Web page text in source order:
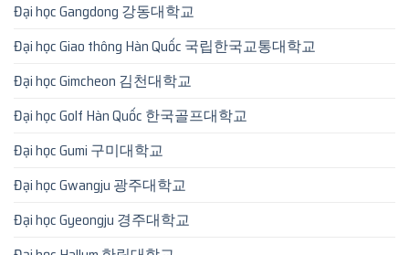
Đại học Gangdong 강동대학교
Đại học Giao thông Hàn Quốc 국립한국교통대학교
Đại học Gimcheon 김천대학교
Đại học Golf Hàn Quốc 한국골프대학교
Đại học Gumi 구미대학교
Đại học Gwangju 광주대학교
Đại học Gyeongju 경주대학교